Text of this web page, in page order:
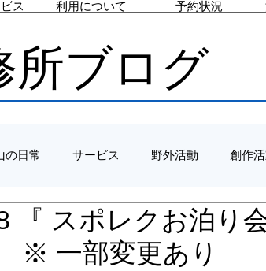
ス 利用について 予約状況
所ブログ
の日常 サービス 野外活動 創作
『 スポレクお泊り
※ 一部変更あり